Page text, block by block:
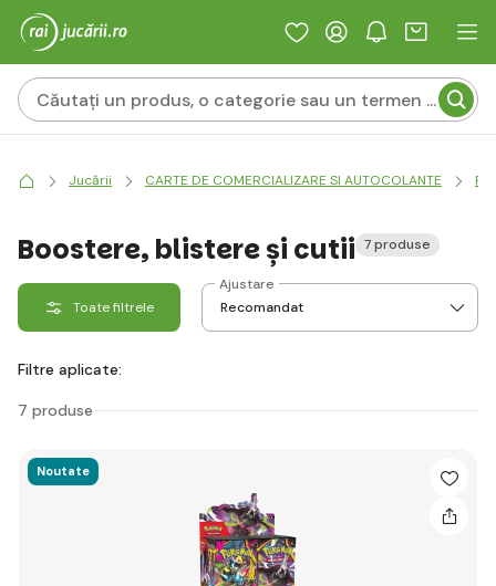
Jucării CARTE DE COMERCIALIZARE SI AUTOCOLANTE
Boostere, blistere și cutii 7 produse
Toate filtrele
Ajustare
Filtre aplicate:
7 produse
Noutate